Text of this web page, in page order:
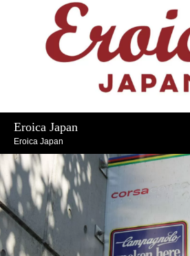
Eroica Japan
Eroica Japan